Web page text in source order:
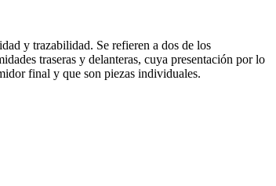
y trazabilidad. Se refieren a dos de los
traseras y delanteras, cuya presentación por lo
final y que son piezas individuales.